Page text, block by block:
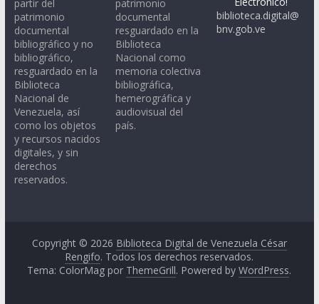
partir del
patrimonio
documental
bibliográfico y no
bibliográfico,
resguardado en la
Biblioteca
Nacional de
Venezuela, así
como los objetos
y recursos nacidos
digitales, y sin
derechos
reservados.
patrimonio
documental
resguardado en la
Biblioteca
Nacional como
memoria colectiva
bibliográfica,
hemerográfica y
audiovisual del
país.
biblioteca.digital@
bnv.gob.ve
Copyright © 2026 Biblioteca Digital de Venezuela César
Rengifo. Todos los derechos reservados.
Tema: ColorMag por ThemeGrill. Powered byWordPress.